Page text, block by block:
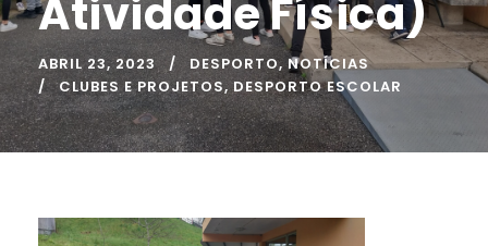
Atividade Física)
ABRIL 23, 2023 DESPORTO, NOTÍCIAS
CLUBES E PROJETOS, DESPORTO ESCOLAR